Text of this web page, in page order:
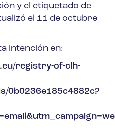
y el etiquetado de
el 11 de octubre
intención en:
registry-of-clh-
0b0236e185c4882c?